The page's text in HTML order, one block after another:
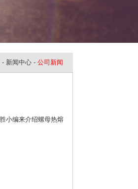
- 新闻中心 - 公司新闻
胜小编来介绍螺母热熔